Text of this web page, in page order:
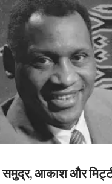
समुद्र, आकाश और